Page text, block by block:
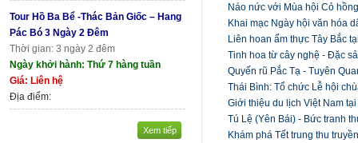
Tour Hồ Ba Bể -Thác Bản Giốc – Hang
Pác Bó 3 Ngày 2 Đêm
Thời gian: 3 ngày 2 đêm
Ngày khởi hành: Thứ 7 hàng tuần
Giá: Liên hệ
Địa điểm:
Xem tiếp
Náo nức với Mùa hội Cỏ
Khai mạc Ngày hội văn hóa
Liên hoan ẩm thực Tây Bắc
Tinh hoa từ cây nghệ - Đặc
Quyến rũ Pắc Tạ - Tuyên
Thái Bình: Tổ chức Lễ hội
Giới thiệu du lịch Việt Nam
Tú Lệ (Yên Bái) - Bức tranh
Khám phá Tết trung thu